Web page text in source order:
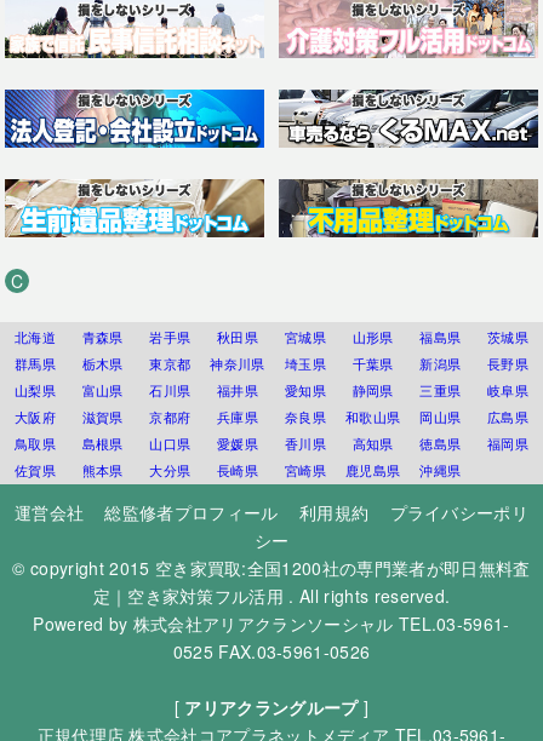
C
北海道 青森県 岩手県 秋田県 宮城県 山形県 福島県
茨城県
群馬県
栃木県 東京都 神奈川県 埼玉県 千葉県 新潟県
長野県
山梨県
富山県 石川県 福井県 愛知県 静岡県 三重県
岐阜県
大阪府
滋賀県 京都府 兵庫県 奈良県 和歌山県 岡山県
広島県
鳥取県
島根県 山口県 愛媛県 香川県 高知県 徳島県
福岡県
佐賀県
熊本県 大分県 長崎県 宮崎県 鹿児島県 沖縄県
運営会社 総監修者プロフィール 利用規約
プライバシーポリ
シー
© copyright 2015 空き家買取:全国1200社の専門業者が即日無料査
定｜空き家対策フル活用 . All rights reserved.
Powered by 株式会社アリアクランソーシャル TEL.03-5961-
0525 FAX.03-5961-0526
[ アリアクラングループ]
正規代理店株式会社コアプラネットメディア TEL.03-5961-